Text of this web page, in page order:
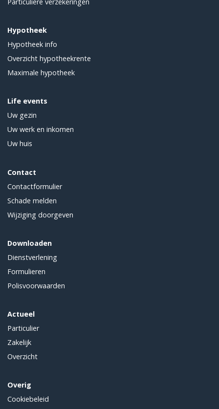
Hypotheek
Hypotheek info
Overzicht hypotheekrente
Maximale hypotheek
Life events
Uw gezin
Uw werk en inkomen
Uw huis
Contact
Contactformulier
Schade melden
Wijziging doorgeven
Downloaden
Dienstverlening
Formulieren
Polisvoorwaarden
Actueel
Particulier
Zakelijk
Overzicht
Overig
Cookiebeleid